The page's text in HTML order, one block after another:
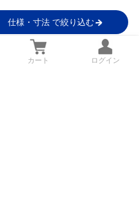
仕様・寸法 で絞り込む
カート ログイン